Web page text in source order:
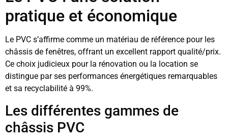
pratique et économique
Le PVC s’affirme comme un matériau de référence pour les
châssis de fenêtres, offrant un excellent rapport qualité/prix.
Ce choix judicieux pour la rénovation ou la location se
distingue par ses performances énergétiques remarquables
et sa recyclabilité à 99%.
Les différentes gammes de
châssis PVC